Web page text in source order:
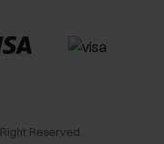
Right Reserved.